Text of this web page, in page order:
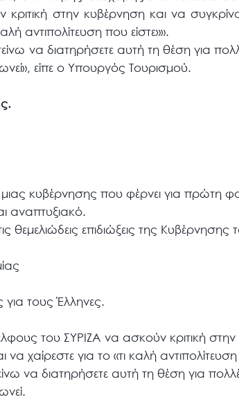
στην κυβέρνηση και να
αντιπολίτευση που είστε»».
να διατηρήσετε αυτή τη θέση για
είπε ο Υπουργός Τουρισμού.
κυβέρνησης που φέρνει για πρώτη
αναπτυξιακό.
επιδιώξεις της Κυβέρνησης
για τους Έλληνες.
του ΣΥΡΙΖΑ να ασκούν κριτική
χαίρεστε για το «τι καλή αντιπολίτευση
να διατηρήσετε αυτή τη θέση για